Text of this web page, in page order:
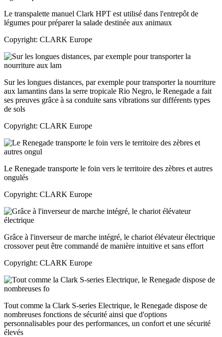
Le transpalette manuel Clark HPT est utilisé dans l'entrepôt de
légumes pour préparer la salade destinée aux animaux
Copyright: CLARK Europe
Sur les longues distances, par exemple pour transporter la nourriture
aux lamantins dans la serre tropicale Rio Negro, le Renegade a fait
ses preuves grâce à sa conduite sans vibrations sur différents types
de sols
Copyright: CLARK Europe
Le Renegade transporte le foin vers le territoire des zèbres et autres
ongulés
Copyright: CLARK Europe
Grâce à l'inverseur de marche intégré, le chariot élévateur électrique
crossover peut être commandé de manière intuitive et sans effort
Copyright: CLARK Europe
Tout comme la Clark S-series Electrique, le Renegade dispose de
nombreuses fonctions de sécurité ainsi que d'options
personnalisables pour des performances, un confort et une sécurité
élevés